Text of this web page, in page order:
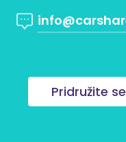
Pridružite